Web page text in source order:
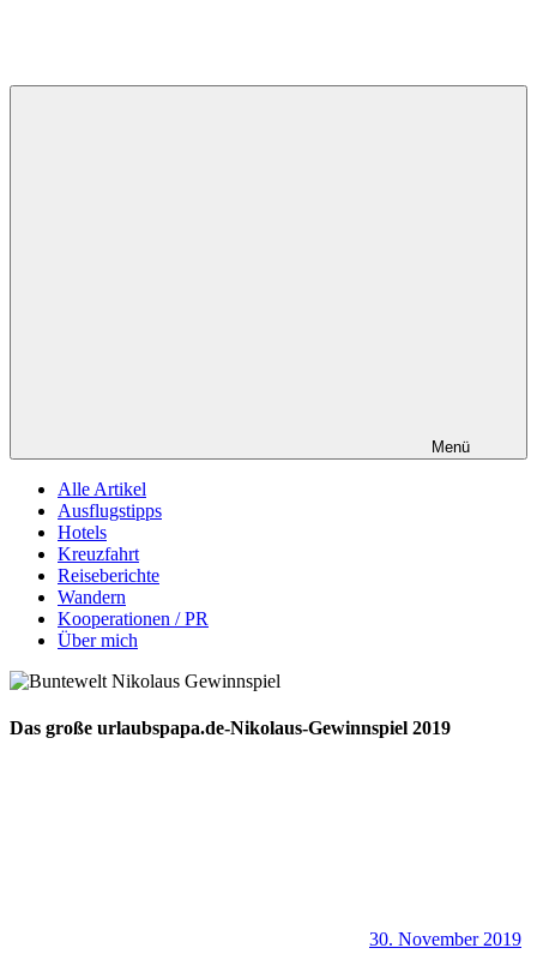
Menü
Alle Artikel
Ausflugstipps
Hotels
Kreuzfahrt
Reiseberichte
Wandern
Kooperationen / PR
Über mich
Das große urlaubspapa.de-Nikolaus-Gewinnspiel 2019
30. November 2019